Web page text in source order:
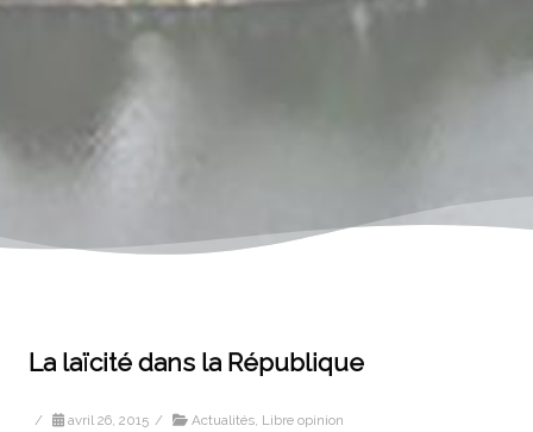
La laïcité dans la République
/ avril 26, 2015 / Actualités, Libre opinion